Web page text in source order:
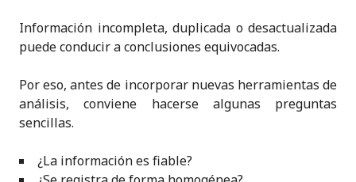
Información incompleta, duplicada o desactualizada
puede conducir a conclusiones equivocadas.
Por eso, antes de incorporar nuevas herramientas de
análisis, conviene hacerse algunas preguntas
sencillas.
¿La información es fiable?